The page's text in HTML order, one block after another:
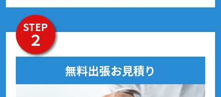
STEP
２
無料出張お見積り